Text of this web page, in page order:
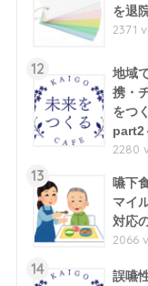
を退
2371
12
地域
携・
をつ
part2
2280
13
嚥下
マイ
対応
2066
14
誤嚥